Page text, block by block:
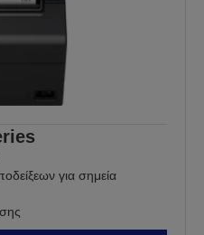
για σημεία